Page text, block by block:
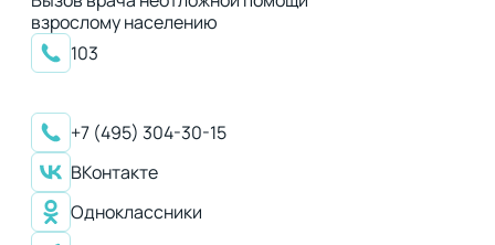
взрослому населению
103
+7 (495) 304-30-15
ВКонтакте
Одноклассники